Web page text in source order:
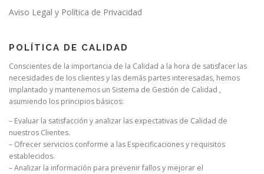
Aviso Legal y Política de Privacidad
POLÍTICA DE CALIDAD
Conscientes de la importancia de la Calidad a la hora de satisfacer las
necesidades de los clientes y las demás partes interesadas, hemos
implantado y mantenemos un Sistema de Gestión de Calidad ,
asumiendo los principios básicos:
– Evaluar la satisfacción y analizar las expectativas de Calidad de
nuestros Clientes.
– Ofrecer servicios conforme a las Especificaciones y requisitos
establecidos.
– Analizar la información para prevenir fallos y mejorar el